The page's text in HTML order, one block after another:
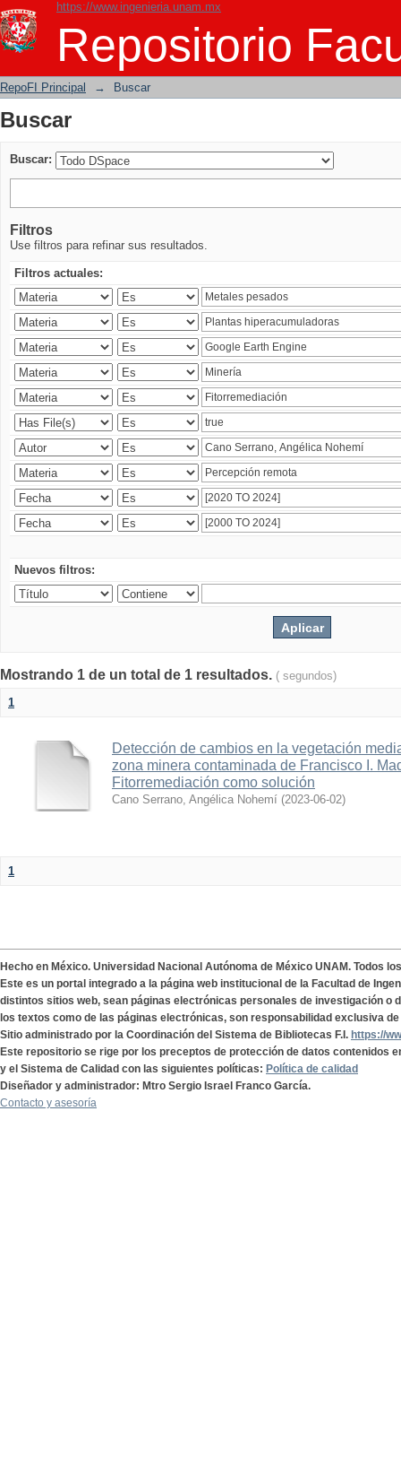
https://www.ingenieria.unam.mx
Repositorio
Buscar
RepoFI Principal → Buscar
Buscar
Buscar:
Filtros
Use filtros para refinar sus resultados.
Filtros actuales:
Nuevos filtros:
Mostrando 1 de un total de 1 resultados. ( segundos)
1
Detección de cambios en la vegetación
zona minera contaminada de Francisco I.
Fitorremediación como solución
Cano Serrano, Angélica Nohemí (2023-06-02)
1
Hecho en México. Universidad Nacional Autónoma de México UNAM. Todos
Este es un portal integrado a la página web institucional de la Facultad de
distintos sitios web, sean páginas electrónicas personales de investigación o
los textos como de las páginas electrónicas, son responsabilidad exclusiva
Sitio administrado por la Coordinación del Sistema de Bibliotecas F.I. https://
Este repositorio se rige por los preceptos de protección de datos contenidos
y el Sistema de Calidad con las siguientes políticas: Política de calidad
Diseñador y administrador: Mtro Sergio Israel Franco García.
Contacto y asesoría